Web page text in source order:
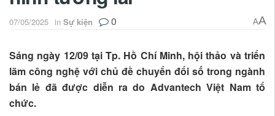
07/05/2025 in Sự kiện 0 AA
Sáng ngày 12/09 tại Tp. Hồ Chí Minh, hội thảo và triển
lãm công nghệ với chủ đề chuyển đổi số trong ngành
bán lẻ đã được diễn ra do Advantech Việt Nam tổ
chức.